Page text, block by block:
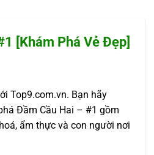
[Khám Phá Vẻ Đẹp]
Top9.com.vn. Bạn hãy
Đầm Cầu Hai – #1 gồm
ẩm thực và con người nơi